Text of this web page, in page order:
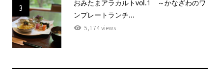
3
おみたまアラカルトvol.1 ～かなざわのワ
ンプレートランチ...
5,174 views